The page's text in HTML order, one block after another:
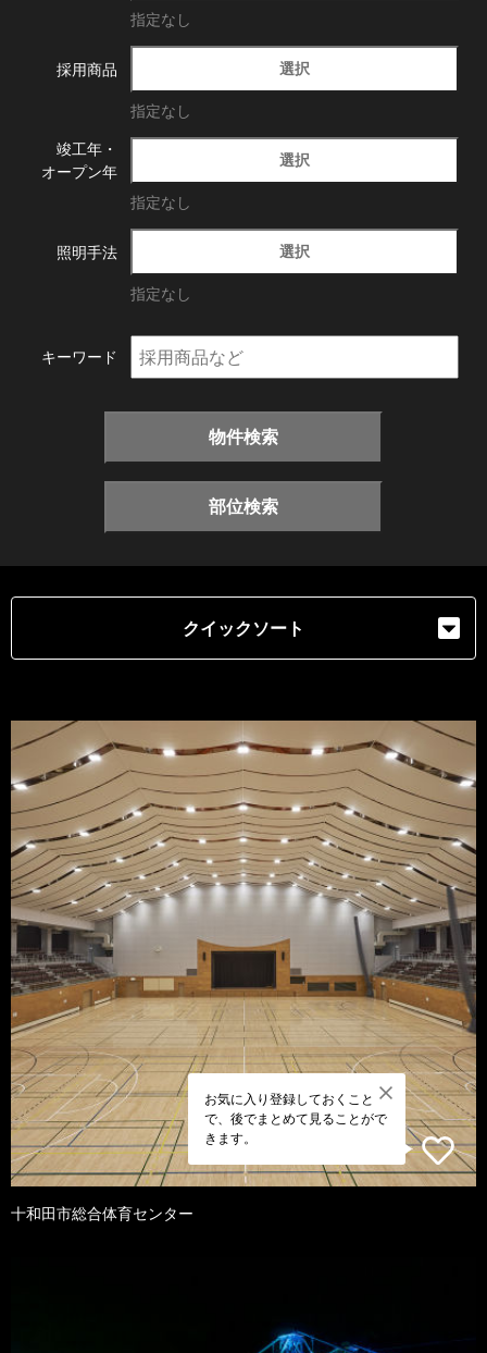
指定なし
採用商品 選択
指定なし
竣工年・
オープン年
選択
指定なし
照明手法 選択
指定なし
キーワード
物件検索
部位検索
クイックソート
お気に入り登録しておくこと
で、後でまとめて見ることがで
きます。
十和田市総合体育センター